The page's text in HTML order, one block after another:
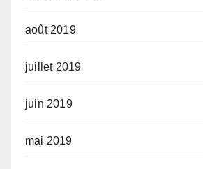
août 2019
juillet 2019
juin 2019
mai 2019